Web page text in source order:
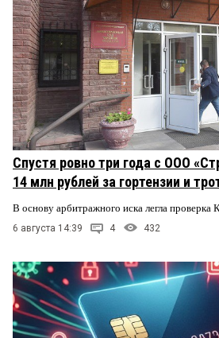
Спустя ровно три года с ООО
14 млн рублей за гортензии и
В основу арбитражного иска легла проверка
6 августа 14:39 4 432